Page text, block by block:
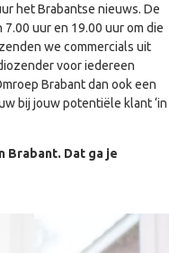
het Brabantse nieuws. De
uur en 19.00 uur om die
we commercials uit
voor iedereen
Brabant dan ook een
bij jouw potentiële klant ‘in
Brabant. Dat ga je